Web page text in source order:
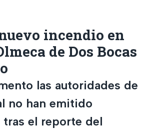
incendio en
de Dos Bocas
las autoridades de
no han emitido
el reporte del